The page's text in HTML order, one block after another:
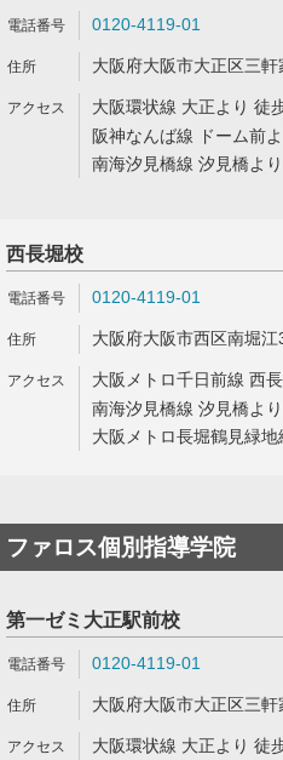
0120-4119-01
大阪府大阪市大正区三
大阪環状線 大正より 徒
阪神なんば線 ドーム前
南海汐見橋線 汐見橋よ
西長堀校
0120-4119-01
大阪府大阪市西区南堀
大阪メトロ千日前線 西
南海汐見橋線 汐見橋よ
大阪メトロ長堀鶴見緑
ファロス個別指導学院
第一ゼミ大正駅前校
0120-4119-01
大阪府大阪市大正区三
大阪環状線 大正より 徒